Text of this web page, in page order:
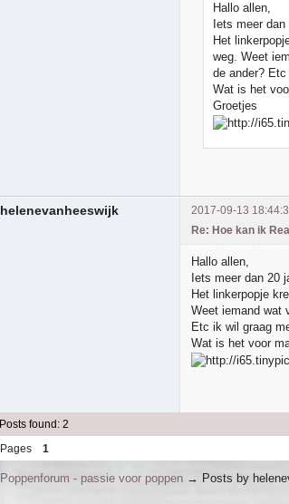
Hallo allen,
Iets meer
Het
weg. Weet
de ander?
Wat is het
Groetjes
helenevanheeswijk
2017-09-13
Re: Hoe kan ik
Hallo allen,
Iets meer dan 20
Het linkerpopje
Weet iemand wat
Etc ik wil graag
Wat is het voor
Posts found: 2
Pages
1
Poppenforum - passie voor poppen → Posts by